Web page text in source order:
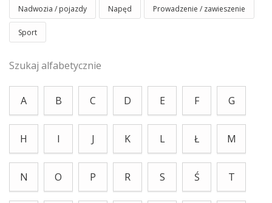
Nadwozia / pojazdy Napęd Prowadzenie / zawieszenie
Sport
Szukaj alfabetycznie
A B C D E F G
H I J K L Ł M
N O P R S Ś T